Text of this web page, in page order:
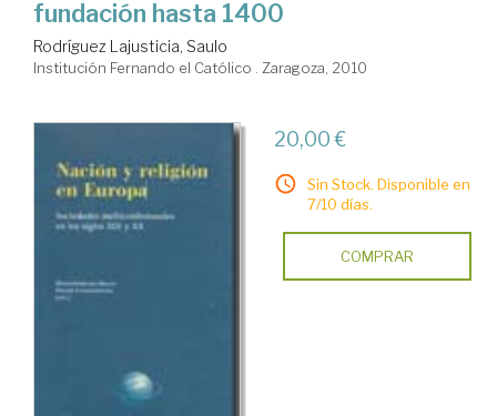
fundación hasta 1400
Rodríguez Lajusticia, Saulo
Institución Fernando el Católico . Zaragoza, 2010
20,00 €
Sin Stock. Disponible en
7/10 días.
COMPRAR